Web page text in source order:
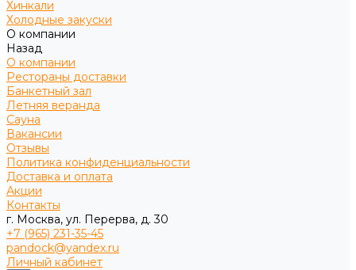
Хинкали
Холодные закуски
О компании
Назад
О компании
Рестораны доставки
Банкетный зал
Летняя веранда
Сауна
Вакансии
Отзывы
Политика конфиденциальности
Доставка и оплата
Акции
Контакты
г. Москва, ул. Перерва, д. 30
+7 (965) 231-35-45
pandock@yandex.ru
Личный кабинет